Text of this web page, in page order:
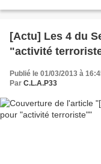
[Actu] Les 4 du
"activité
Publié le 01/03/2013 à
Par C.L.A.P33